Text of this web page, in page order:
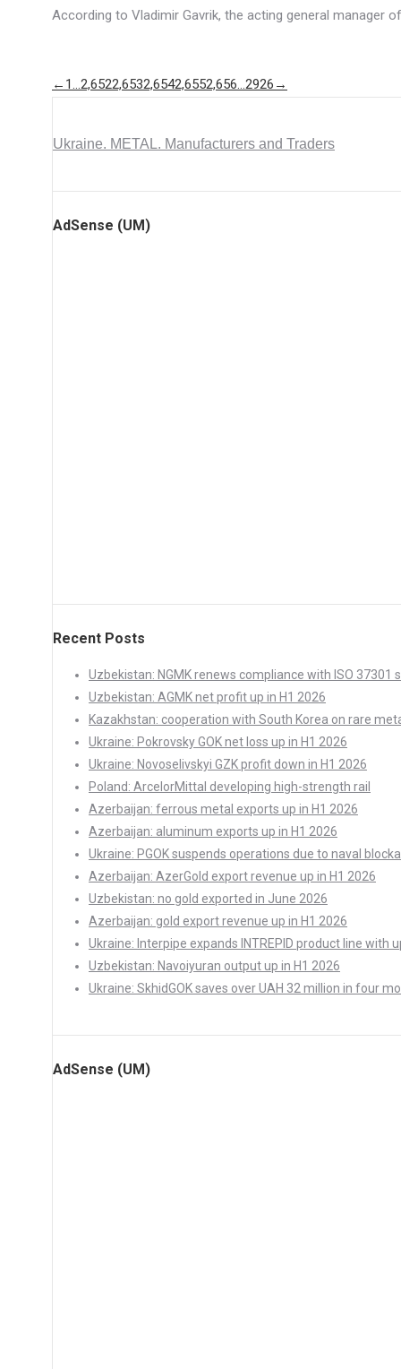
According to Vladimir Gavrik, the acting general manager
← 1…2,6522,6532,6542,6552,656…2926 →
Ukraine. METAL. Manufacturers and Traders
AdSense (UM)
Recent Posts
Uzbekistan: NGMK renews compliance with ISO 37301
Uzbekistan: AGMK net profit up in H1 2026
Kazakhstan: cooperation with South Korea on rare
Ukraine: Pokrovsky GOK net loss up in H1 2026
Ukraine: Novoselivskyi GZK profit down in H1 2026
Poland: ArcelorMittal developing high-strength rail
Azerbaijan: ferrous metal exports up in H1 2026
Azerbaijan: aluminum exports up in H1 2026
Ukraine: PGOK suspends operations due to naval
Azerbaijan: AzerGold export revenue up in H1 2026
Uzbekistan: no gold exported in June 2026
Azerbaijan: gold export revenue up in H1 2026
Ukraine: Interpipe expands INTREPID product line with
Uzbekistan: Navoiyuran output up in H1 2026
Ukraine: SkhidGOK saves over UAH 32 million in four
AdSense (UM)